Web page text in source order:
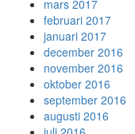
mars 2017
februari 2017
januari 2017
december 2016
november 2016
oktober 2016
september 2016
augusti 2016